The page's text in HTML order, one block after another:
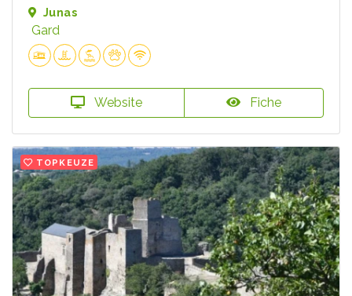
Junas
Gard
Website Fiche
TOPKEUZE